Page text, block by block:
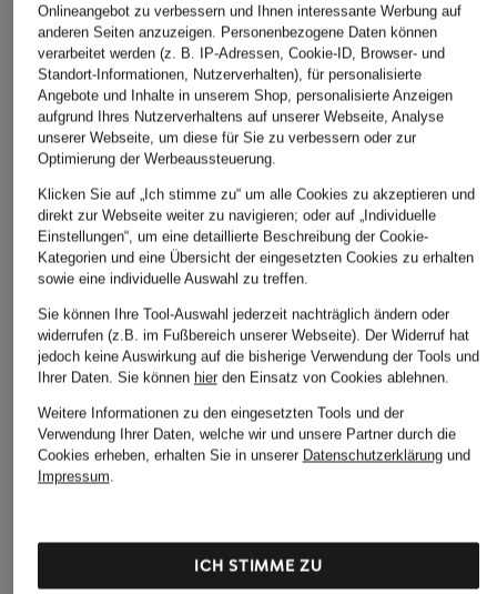
FALKE
2er-Pack
Sneakersocken HAPPY
CHF 14
adidas Originals
3er-Pack Socken
CHF 15
Ursprünglich:
Burlington
2er-Pack
EVERYDAY
ÄHNLICHE ARTIKEL ENTDECKEN
Onlineangebot zu verbessern und Ihnen interessante Werbung auf
anderen Seiten anzuzeigen. Personenbezogene Daten können
verarbeitet werden (z. B. IP-Adressen, Cookie-ID, Browser- und
Standort-Informationen, Nutzerverhalten), für personalisierte
Angebote und Inhalte in unserem Shop, personalisierte Anzeigen
aufgrund Ihres Nutzerverhaltens auf unserer Webseite, Analyse
unserer Webseite, um diese für Sie zu verbessern oder zur
Optimierung der Werbeaussteuerung.
Klicken Sie auf „Ich stimme zu“ um alle Cookies zu akzeptieren und
direkt zur Webseite weiter zu navigieren; oder auf „Individuelle
Einstellungen“, um eine detaillierte Beschreibung der Cookie-
Kategorien und eine Übersicht der eingesetzten Cookies zu erhalten
sowie eine individuelle Auswahl zu treffen.
Sie können Ihre Tool-Auswahl jederzeit nachträglich ändern oder
widerrufen (z.B. im Fußbereich unserer Webseite). Der Widerruf hat
jedoch keine Auswirkung auf die bisherige Verwendung der Tools und
Ihrer Daten. Sie können hierden Einsatz von Cookies ablehnen.
Weitere Informationen zu den eingesetzten Tools und der
Verwendung Ihrer Daten, welche wir und unsere Partner durch die
Cookies erheben, erhalten Sie in unserer Datenschutzerklärungund
Impressum.
ICH STIMME ZU